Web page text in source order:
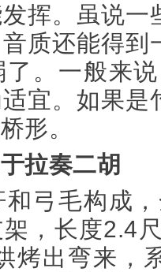
挥。虽说一
质还能得到
。一般来
宜。如果是
形。
拉奏二胡
毛构成，
，长度2.4
烤出弯来，